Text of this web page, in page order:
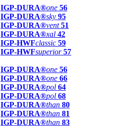
IGP-DURA®one 56
IGP-DURA®sky 95
IGP-DURA®vent 51
IGP-DURA®xal 42
IGP-HWFclassic 59
IGP-HWFsuperior 57
IGP-DURA®one 56
IGP-DURA®one 66
IGP-DURA®pol 64
IGP-DURA®pol 68
IGP-DURA®than 80
IGP-DURA®than 81
IGP-DURA®than 83